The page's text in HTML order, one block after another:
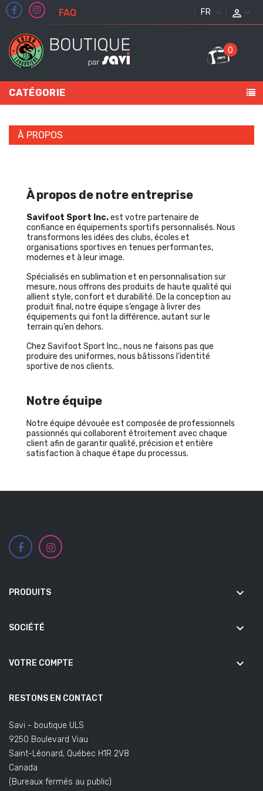
FAQ FRANÇAIS
0
CATÉGORIE
À PROPOS
À propos de notre entreprise
Savifoot Sport Inc.est votre partenaire de
confiance en équipements sportifs personnalisés. Nous
transformons les idées des clubs, écoles et
organisations sportives en tenues performantes,
modernes et à leur image.
Spécialisés en sublimation et en personnalisation sur
mesure, nous offrons des produits de haute qualité qui
allient style, confort et durabilité. De la conception au
produit final, notre équipe s’engage à livrer des
équipements qui font la différence, autant sur le
terrain qu’en dehors.
Chez Savifoot Sport Inc., nous ne faisons pas que
produire des uniformes, nous bâtissons l’identité
sportive de nos clients.
Notre équipe
Notre équipe dévouée est composée de professionnels
passionnés qui collaborent étroitement avec chaque
client afin de garantir qualité, précision et entière
satisfaction à chaque étape du processus.
PRODUITS keyboard_arrow_down
SOCIÉTÉ keyboard_arrow_down
VOTRE COMPTE keyboard_arrow_down
RESTONS EN CONTACT
Savi - boutique ULS
9250 Boulevard Viau
Saint-Léonard, Québec H1R 2V8
Canada
(Bureaux fermés au public)